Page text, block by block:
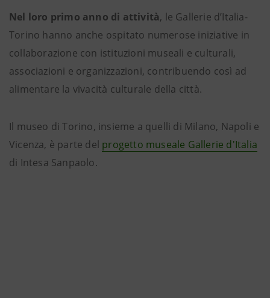
Nel loro primo anno di attività, le Gallerie d’Italia-
Torino hanno anche ospitato numerose iniziative in
collaborazione con istituzioni museali e culturali,
associazioni e organizzazioni, contribuendo così ad
alimentare la vivacità culturale della città.
Il museo di Torino, insieme a quelli di Milano, Napoli e
Vicenza, è parte del progetto museale Gallerie d'Italia
di Intesa Sanpaolo.